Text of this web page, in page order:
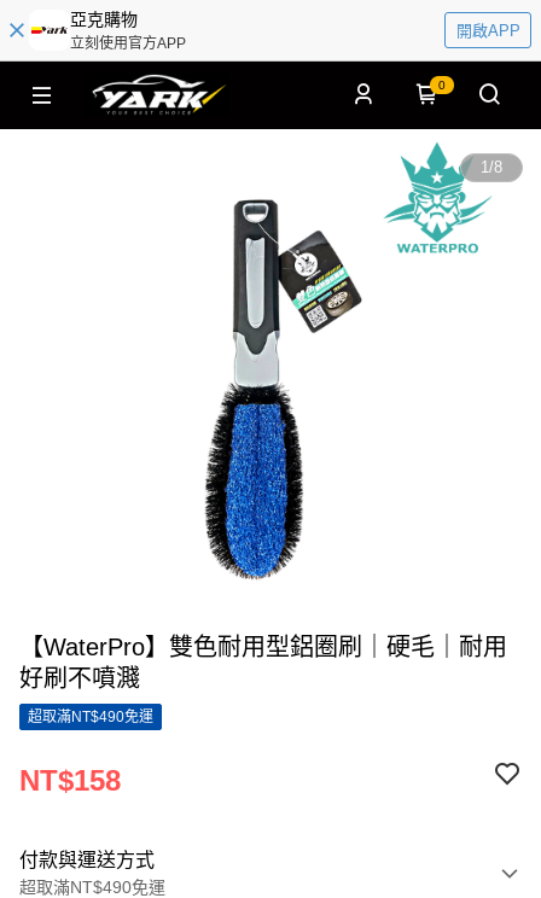
亞克購物
立刻使用官方APP
開啟APP
0
1/8
【WaterPro】雙色耐用型鋁圈刷｜硬毛｜耐用
好刷不噴濺
超取滿NT$490免運
NT$158
付款與運送方式
超取滿NT$490免運